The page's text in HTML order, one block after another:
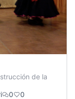
de la
0 0